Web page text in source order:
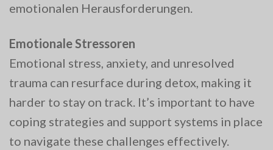
emotionalen Herausforderungen.
Emotionale Stressoren
Emotional stress, anxiety, and unresolved
trauma can resurface during detox, making it
harder to stay on track. It’s important to have
coping strategies and support systems in place
to navigate these challenges effectively.